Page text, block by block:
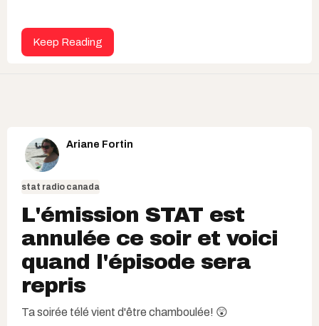
Keep Reading
Ariane Fortin
stat radio canada
L'émission STAT est
annulée ce soir et voici
quand l'épisode sera
repris
Ta soirée télé vient d'être chamboulée! 😲